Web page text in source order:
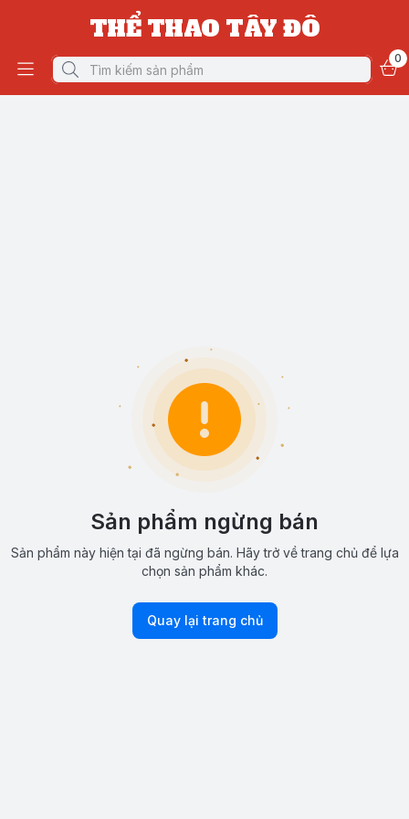
THỂ THAO TÂY ĐÔ
0
Sản phẩm ngừng bán
Sản phẩm này hiện tại đã ngừng bán. Hãy trở về trang chủ để lựa
chọn sản phẩm khác.
Quay lại trang chủ